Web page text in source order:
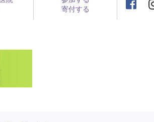
寄付する